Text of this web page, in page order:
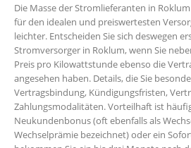
Die Masse der Stromlieferanten in
für den idealen und preiswertesten
leichter. Entscheiden Sie sich deswegen
Stromversorger in Roklum, wenn Sie
Preis pro Kilowattstunde ebenso die
angesehen haben. Details, die Sie
Vertragsbindung, Kündigungsfristen,
Zahlungsmodalitäten. Vorteilhaft ist
Neukundenbonus (oft ebenfalls als
Wechselprämie bezeichnet) oder ein